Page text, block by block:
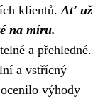
klientů.Ať už
na míru.
a přehledné.
a vstřícný
výhody